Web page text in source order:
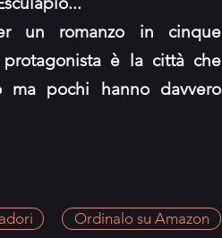
un romanzo in cinque
è la città che
ma pochi hanno davvero
Ordinalo su Amazon